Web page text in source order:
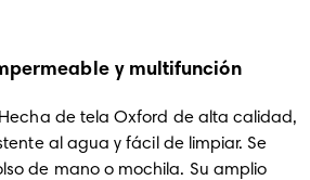
y multifunción
de tela Oxford de alta calidad,
al agua y fácil de limpiar. Se
de mano o mochila. Su amplio